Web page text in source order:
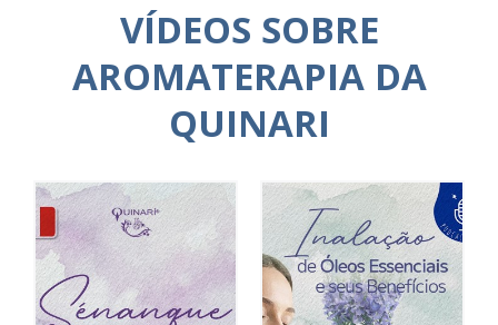
VÍDEOS SOBRE
AROMATERAPIA DA
QUINARI